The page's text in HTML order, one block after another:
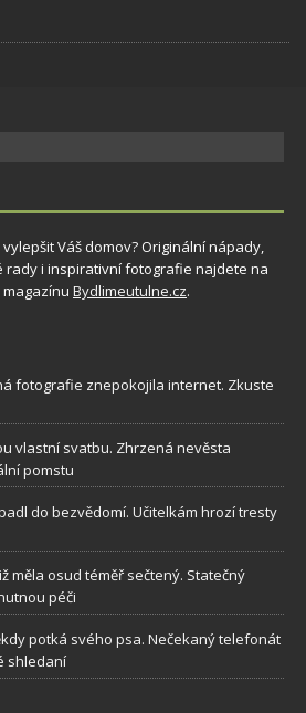
Váš domov? Originální nápady,
rady i inspirativní fotografie najdete na
Bydlimeutulne.cz.
fotografie znepokojila internet. Zkuste
vlastní svatbu. Zhrzená nevěsta
pomstu
do bezvědomí. Učitelkám hrozí tresty
měla osud téměř sečtený. Statečný
péči
potká svého psa. Nečekaný telefonát
shledaní